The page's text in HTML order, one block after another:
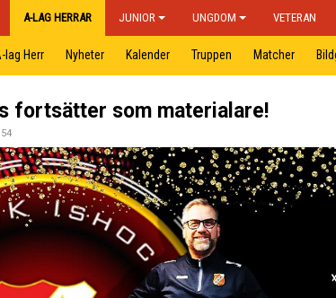
A-LAG HERRAR JUNIOR UNGDOM VETERAN
lag Herr Nyheter Kalender Truppen Matcher
fortsätter som materialare!